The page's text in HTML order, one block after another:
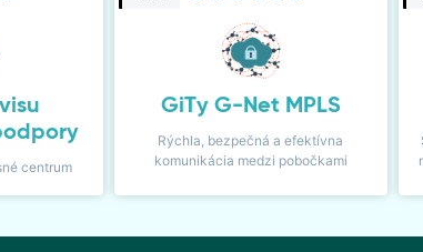
centrum
GiTy G-Net MPLS
Rýchla, bezpečná a efektívna
komunikácia medzi pobočkami